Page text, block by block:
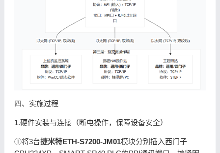
四、实施过程
1.硬件安装与连接（断电操作，保障设备安全）
①将3台捷米特ETH-S7200-JM01模块分别插入西门子